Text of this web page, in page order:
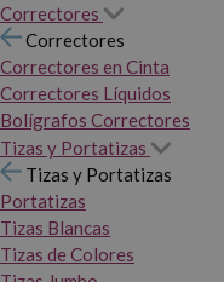
Correctores
Correctores
Correctores en Cinta
Correctores Líquidos
Bolígrafos Correctores
Tizas y Portatizas
Tizas y Portatizas
Portatizas
Tizas Blancas
Tizas de Colores